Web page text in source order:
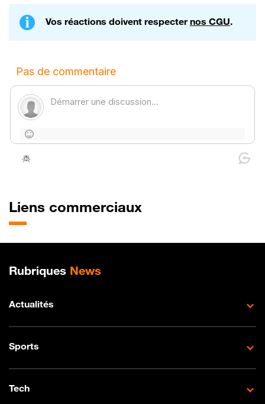
Vos réactions doivent respecternos CGU.
Liens commerciaux
Plan de site
Rubriques News
Actualités
Sports
Tech